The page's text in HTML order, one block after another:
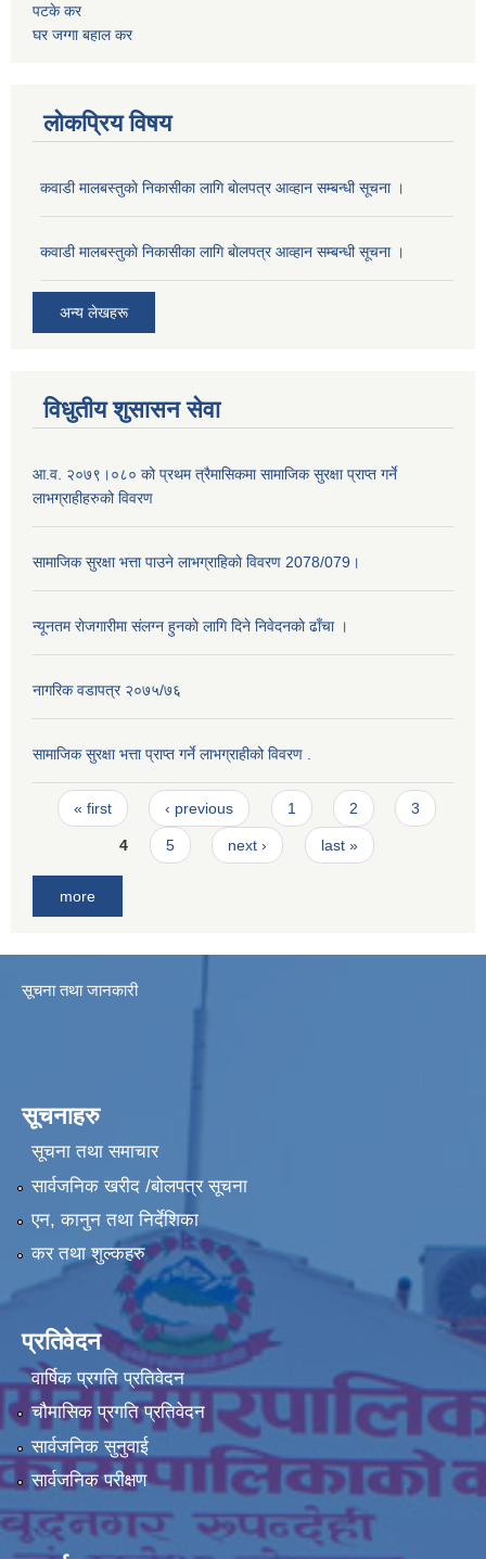
पटके कर
घर जग्गा बहाल कर
लोकप्रिय विषय
कवाडी मालबस्तुकाे निकासीका लागि बाेलपत्र आव्हान सम्बन्धी सूचना ।
कवाडी मालबस्तुकाे निकासीका लागि बाेलपत्र आव्हान सम्बन्धी सूचना ।
अन्य लेखहरू
विधुतीय शुसासन सेवा
आ.व. २०७९।०८० को प्रथम त्रैमासिकमा सामाजिक सुरक्षा प्राप्त गर्ने
लाभग्राहीहरुको विवरण
सामाजिक सुरक्षा भत्ता पाउने लाभग्राहिकाे विवरण 2078/079।
न्यूनतम राेजगारीमा संलग्न हुनकाे लागि दिने निवेदनकाे ढाँचा ।
नागरिक वडापत्र २०७५/७६
सामाजिक सुरक्षा भत्ता प्राप्त गर्ने लाभग्राहीको विवरण .
Pages
« first ‹ previous 1 2 3
4 5 next › last »
more
सूचना तथा जानकारी
सूचनाहरु
सूचना तथा समाचार
सार्वजनिक खरीद /बोलपत्र सूचना
एन, कानुन तथा निर्देशिका
कर तथा शुल्कहरु
प्रतिवेदन
वार्षिक प्रगति प्रतिवेदन
चौमासिक प्रगति प्रतिवेदन
सार्वजनिक सुनुवाई
सार्वजनिक परीक्षण